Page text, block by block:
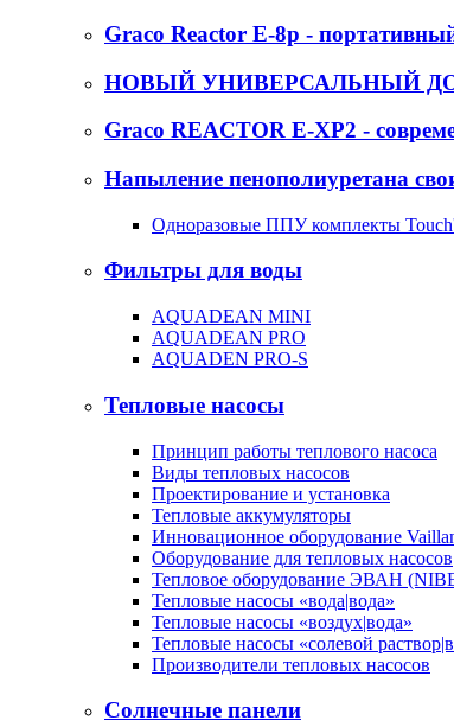
Graco Reactor E-8p -
НОВЫЙ УНИВЕРСАЛЬНЫЙ
Graco REACTOR E-XP2 -
Напыление пенополиуретана
Одноразовые ППУ комплекты
Фильтры для воды
AQUADEAN MINI
AQUADEAN PRO
AQUADEN PRO-S
Тепловые насосы
Принцип работы теплового насоса
Виды тепловых насосов
Проектирование и установка
Тепловые аккумуляторы
Инновационное оборудование
Оборудование для тепловых насосов
Тепловое оборудование ЭВАН
Тепловые насосы «вода|вода»
Тепловые насосы «воздух|вода»
Тепловые насосы «солевой
Производители тепловых насосов
Солнечные панели